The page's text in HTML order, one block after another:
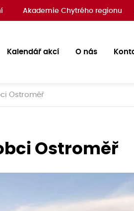
Akademie Chytrého regionu
Kalendář akcí O nás
Ostroměř
Ostroměř